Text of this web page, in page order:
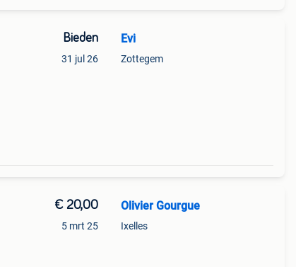
Bieden
31 jul 26
Evi
Zottegem
€ 20,00
5 mrt 25
Olivier Gourgue
Ixelles